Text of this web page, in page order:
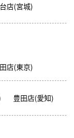
店(宮城)
店(東京)
豊田店(愛知)